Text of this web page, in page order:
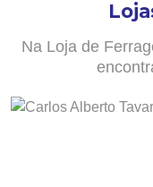
Na Loja de